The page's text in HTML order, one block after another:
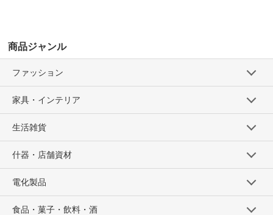
商品ジャンル
ファッション
家具・インテリア
生活雑貨
什器・店舗資材
電化製品
食品・菓子・飲料・酒